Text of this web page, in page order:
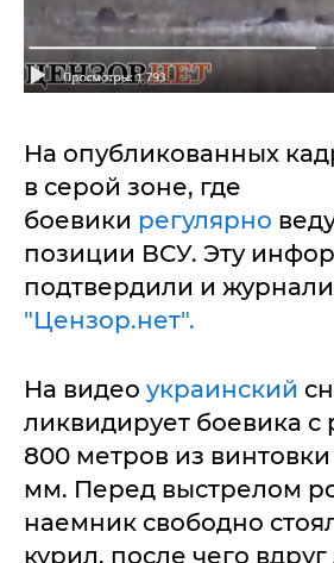
На опубликованных
в серой зоне, где
боевики регулярно
позиции ВСУ. Эту
подтвердили и
"Цензор.нет".
На видео украинский
ликвидирует боевика с
800 метров из
мм. Перед выстрелом
наемник свободно
курил, после чего вдруг